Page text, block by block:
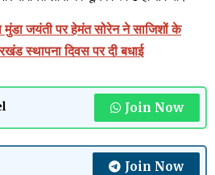
मुंडा जयंती पर हेमंत सोरेन ने साजिशों के
स्थापना दिवस पर दी बधाई
Join Now
Join Now